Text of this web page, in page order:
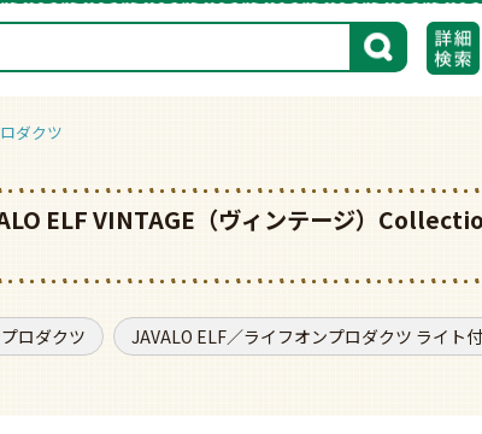
検索
ダクツ
ELF VINTAGE（ヴィンテージ）
ロダクツ JAVALO ELF／ライフオンプロダクツ ライト